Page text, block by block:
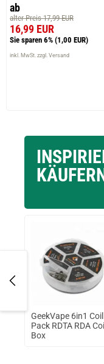
ab
alter Preis 17,99 EUR
16,99 EUR
Sie sparen 6% (1,00 EUR)
inkl. MwSt. zzgl. Versand
GeekVape 6in1 Coil
Pack RDTA RDA Coil
Box